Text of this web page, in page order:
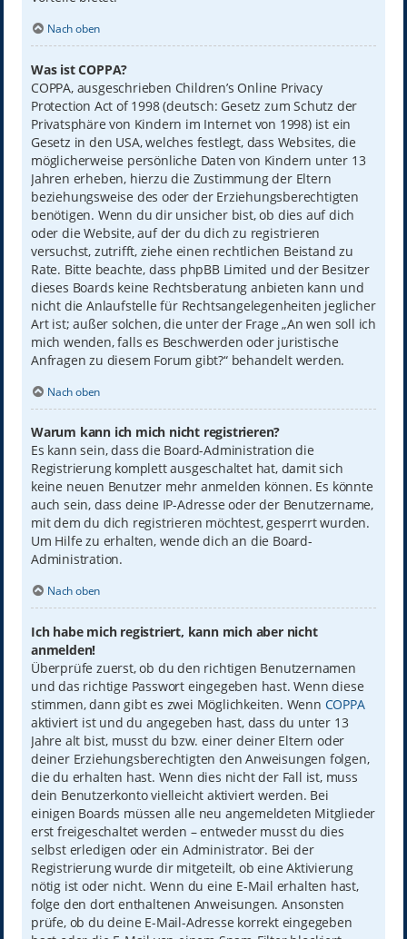
Nach oben
Was ist COPPA?
COPPA, ausgeschrieben Children’s Online Privacy
Protection Act of 1998 (deutsch: Gesetz zum Schutz der
Privatsphäre von Kindern im Internet von 1998) ist ein
Gesetz in den USA, welches festlegt, dass Websites, die
möglicherweise persönliche Daten von Kindern unter 13
Jahren erheben, hierzu die Zustimmung der Eltern
beziehungsweise des oder der Erziehungsberechtigten
benötigen. Wenn du dir unsicher bist, ob dies auf dich
oder die Website, auf der du dich zu registrieren
versuchst, zutrifft, ziehe einen rechtlichen Beistand zu
Rate. Bitte beachte, dass phpBB Limited und der Besitzer
dieses Boards keine Rechtsberatung anbieten kann und
nicht die Anlaufstelle für Rechtsangelegenheiten jeglicher
Art ist; außer solchen, die unter der Frage „An wen soll ich
mich wenden, falls es Beschwerden oder juristische
Anfragen zu diesem Forum gibt?“ behandelt werden.
Nach oben
Warum kann ich mich nicht registrieren?
Es kann sein, dass die Board-Administration die
Registrierung komplett ausgeschaltet hat, damit sich
keine neuen Benutzer mehr anmelden können. Es könnte
auch sein, dass deine IP-Adresse oder der Benutzername,
mit dem du dich registrieren möchtest, gesperrt wurden.
Um Hilfe zu erhalten, wende dich an die Board-
Administration.
Nach oben
Ich habe mich registriert, kann mich aber nicht
anmelden!
Überprüfe zuerst, ob du den richtigen Benutzernamen
und das richtige Passwort eingegeben hast. Wenn diese
stimmen, dann gibt es zwei Möglichkeiten. Wenn COPPA
aktiviert ist und du angegeben hast, dass du unter 13
Jahre alt bist, musst du bzw. einer deiner Eltern oder
deiner Erziehungsberechtigten den Anweisungen folgen,
die du erhalten hast. Wenn dies nicht der Fall ist, muss
dein Benutzerkonto vielleicht aktiviert werden. Bei
einigen Boards müssen alle neu angemeldeten Mitglieder
erst freigeschaltet werden – entweder musst du dies
selbst erledigen oder ein Administrator. Bei der
Registrierung wurde dir mitgeteilt, ob eine Aktivierung
nötig ist oder nicht. Wenn du eine E-Mail erhalten hast,
folge den dort enthaltenen Anweisungen. Ansonsten
prüfe, ob du deine E-Mail-Adresse korrekt eingegeben